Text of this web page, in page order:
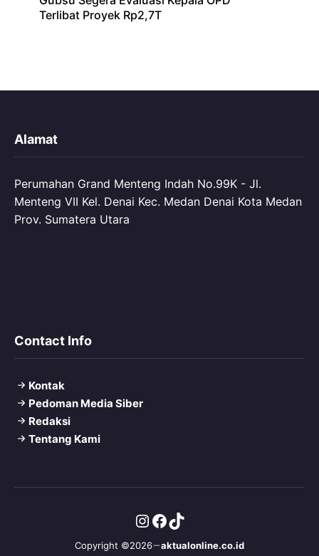
Terlibat Proyek Rp2,7T
Alamat
Perumahan Grand Menteng Indah No.99K - Jl.
Menteng VII Kel. Denai Kec. Medan Denai Kota Medan
Prov. Sumatera Utara
Contact Info
Kontak
Pedoman Media Siber
Redaksi
Tentang Kami
Copyright ©2026 aktualonline.co.id
Instagram
Facebook
TikTok